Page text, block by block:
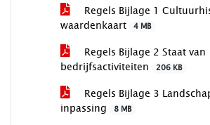
Regels Bijlage 1
waardenkaart
4 MB
Regels Bijlage 2 Staat van
bedrijfsactiviteiten
206 KB
Regels Bijlage 3
inpassing
8 MB